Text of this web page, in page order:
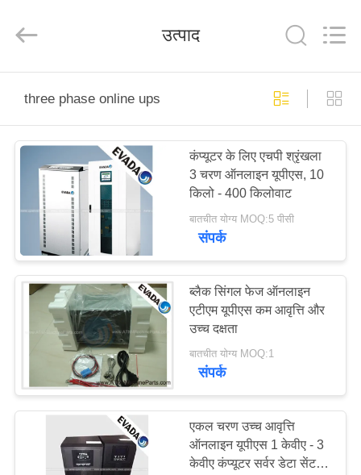
उत्पाद
हमारे
बारे
कारखाना
भ्रमण
नियंत्रण
Trade
Co.,Ltd..
उत्पाद
three phase online ups
कंप्यूटर के लिए एचपी श्रृंखला
3 चरण ऑनलाइन यूपीएस, 10
किलो - 400 किलोवाट
बातचीत योग्य MOQ:5 पीसी
संपर्क
ब्लैक सिंगल फेज ऑनलाइन
एटीएम यूपीएस कम आवृत्ति और
उच्च दक्षता
बातचीत योग्य MOQ:1
संपर्क
एकल चरण उच्च आवृत्ति
ऑनलाइन यूपीएस 1 केवीए - 3
केवीए कंप्यूटर सर्वर डेटा सेंटर